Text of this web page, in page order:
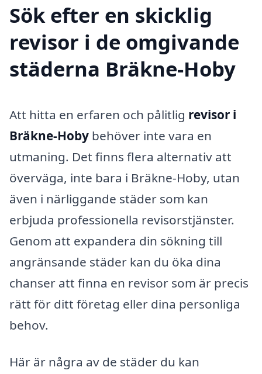
Sök efter en skicklig
revisor i de omgivande
städerna Bräkne-Hoby
Att hitta en erfaren och pålitlig revisor i
Bräkne-Hoby behöver inte vara en
utmaning. Det finns flera alternativ att
överväga, inte bara i Bräkne-Hoby, utan
även i närliggande städer som kan
erbjuda professionella revisorstjänster.
Genom att expandera din sökning till
angränsande städer kan du öka dina
chanser att finna en revisor som är precis
rätt för ditt företag eller dina personliga
behov.
Här är några av de städer du kan